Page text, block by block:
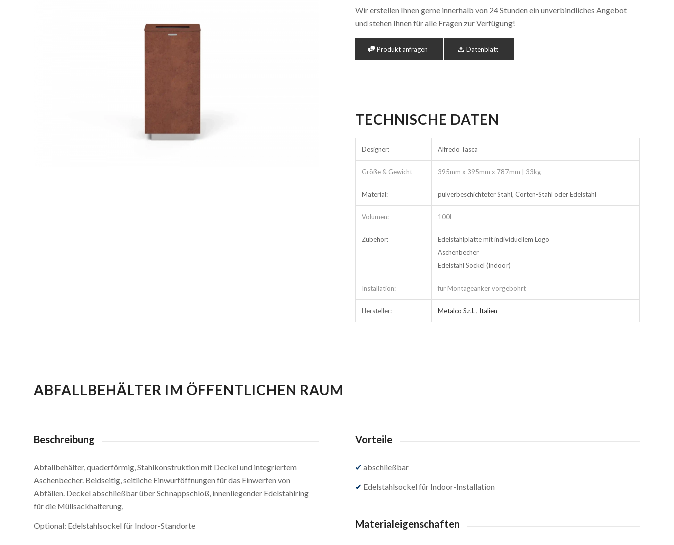
Wir erstellen Ihnen gerne innerhalb von 24 Stunden ein unverbindliches Angebot
und stehen Ihnen für alle Fragen zur Verfügung!
Produkt anfragen Datenblatt
TECHNISCHE DATEN
Designer: Alfredo Tasca
Größe & Gewicht 395mm x 395mm x 787mm | 33kg
Material: pulverbeschichteter Stahl, Corten-Stahl oder Edelstahl
Volumen: 100l
Zubehör:
Edelstahlplatte mit individuellem Logo
Aschenbecher
Edelstahl Sockel (Indoor)
Installation: für Montageanker vorgebohrt
Hersteller: Metalco S.r.l. , Italien
ABFALLBEHÄLTER IM ÖFFENTLICHEN RAUM
Beschreibung
Abfallbehälter, quaderförmig, Stahlkonstruktion mit Deckel und integriertem
Aschenbecher. Beidseitig, seitliche Einwurföffnungen für das Einwerfen von
Abfällen. Deckel abschließbar über Schnappschloß, innenliegender Edelstahlring
für die Müllsackhalterung,
Optional: Edelstahlsockel für Indoor-Standorte
Vorteile
✔abschließbar
✔ Edelstahlsockel für Indoor-Installation
Materialeigenschaften